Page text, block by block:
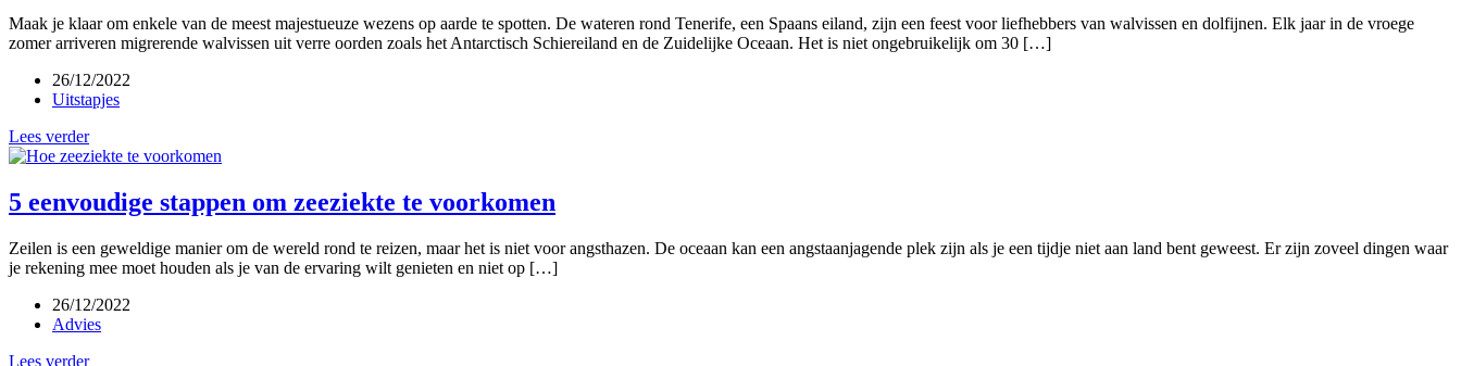
Maak je klaar om enkele van de meest majestueuze wezens op aarde te spotten. De wateren rond Tenerife, een Spaans eiland, zijn een feest voor liefhebbers van walvissen en dolfijnen. Elk jaar in de vroege
zomer arriveren migrerende walvissen uit verre oorden zoals het Antarctisch Schiereiland en de Zuidelijke Oceaan. Het is niet ongebruikelijk om 30 […]
26/12/2022
Uitstapjes
Lees verder
5 eenvoudige stappen om zeeziekte te voorkomen
Zeilen is een geweldige manier om de wereld rond te reizen, maar het is niet voor angsthazen. De oceaan kan een angstaanjagende plek zijn als je een tijdje niet aan land bent geweest. Er zijn zoveel dingen waar
je rekening mee moet houden als je van de ervaring wilt genieten en niet op […]
26/12/2022
Advies
Lees verder